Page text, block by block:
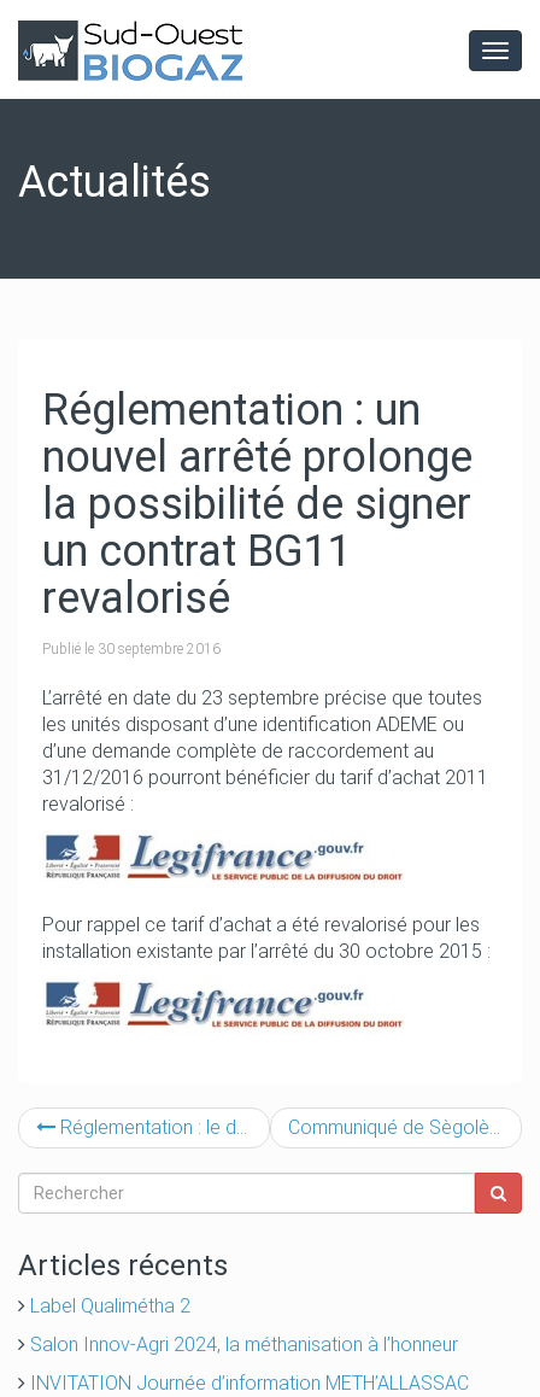
Actualités
Réglementation : un
nouvel arrêté prolonge
la possibilité de signer
un contrat BG11
revalorisé
Publié le 30 septembre 2016
L’arrêté en date du 23 septembre précise que toutes
les unités disposant d’une identification ADEME ou
d’une demande complète de raccordement au
31/12/2016 pourront bénéficier du tarif d’achat 2011
revalorisé :
Pour rappel ce tarif d’achat a été revalorisé pour les
installation existante par l’arrêté du 30 octobre 2015 :
Réglementation : le décret sur l’incorporation des CIVES et des cultures alimentaires est sorti Communiqué de Sègolène Royal sur le tarif d’achat de l’électricité pour les méthaniseurs : des contrats sur 20 ans en prévision
Articles récents
Label Qualimétha 2
Salon Innov-Agri 2024, la méthanisation à l’honneur
INVITATION Journée d’information METH’ALLASSAC